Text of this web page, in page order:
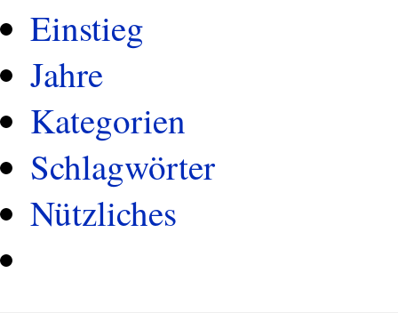
Einstieg
Jahre
Kategorien
Schlagwörter
Nützliches